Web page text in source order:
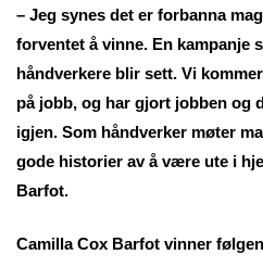
– Jeg synes det er forbanna
forventet å vinne. En kampanje
håndverkere blir sett. Vi
på jobb, og har gjort jobben og
igjen. Som håndverker møter
gode historier av å være ute i
Barfot.
Camilla Cox Barfot vinner